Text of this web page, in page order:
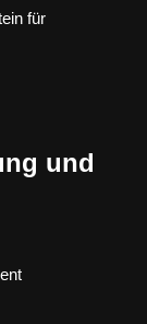
für
und